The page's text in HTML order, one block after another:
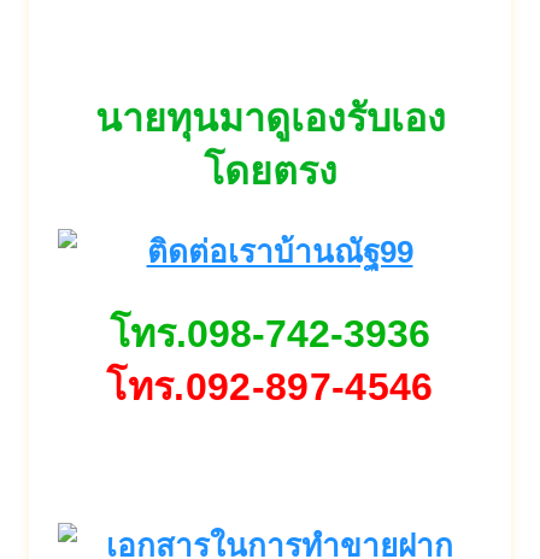
นายทุนมาดูเองรับเอง
โดยตรง
โทร.098-742-3936
โทร.092-897-4546